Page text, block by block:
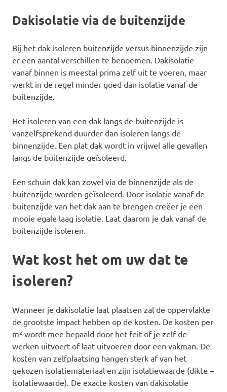
Dakisolatie via de buitenzijde
Bij het dak isoleren buitenzijde versus binnenzijde zijn
er een aantal verschillen te benoemen. Dakisolatie
vanaf binnen is meestal prima zelf uit te voeren, maar
werkt in de regel minder goed dan isolatie vanaf de
buitenzijde.
Het isoleren van een dak langs de buitenzijde is
vanzelfsprekend duurder dan isoleren langs de
binnenzijde. Een plat dak wordt in vrijwel alle gevallen
langs de buitenzijde geïsoleerd.
Een schuin dak kan zowel via de binnenzijde als de
buitenzijde worden geïsoleerd. Door isolatie vanaf de
buitenzijde van het dak aan te brengen creëer je een
mooie egale laag isolatie. Laat daarom je dak vanaf de
buitenzijde isoleren.
Wat kost het om uw dat te
isoleren?
Wanneer je dakisolatie laat plaatsen zal de oppervlakte
de grootste impact hebben op de kosten. De kosten per
m² wordt mee bepaald door het feit of je zelf de
werken uitvoert of laat uitvoeren door een vakman. De
kosten van zelfplaatsing hangen sterk af van het
gekozen isolatiemateriaal en zijn isolatiewaarde (dikte +
isolatiewaarde). De exacte kosten van dakisolatie